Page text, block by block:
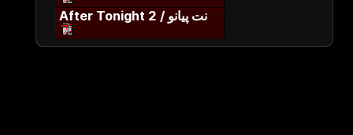
After Tonight 2 / نت پیانو